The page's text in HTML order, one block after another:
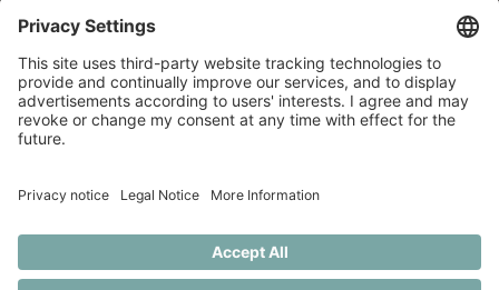
White Label Advisory GmbH
Shanghaiallee 9
20457 Hamburg
info@whitelabeladvisory.de